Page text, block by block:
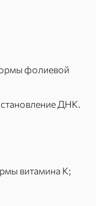
фолиевой
ДНК.
витамина K;